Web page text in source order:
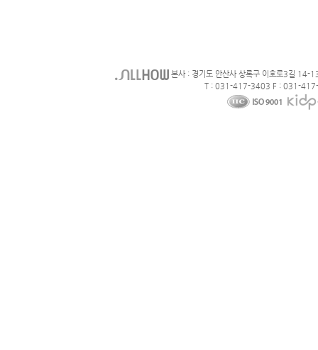
본사 : 경기도 안산사 상록구 이호로3길 14-
T : 031-417-3403 F : 031-